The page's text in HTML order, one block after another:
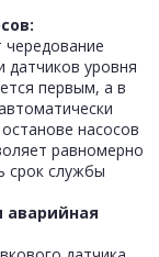
датчиков уровня
первым, а в
насосов
равномерно
срок службы
аварийная